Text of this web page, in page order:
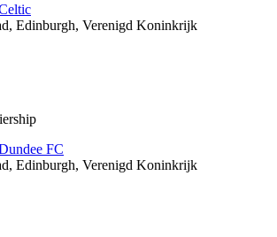
, Edinburgh, Verenigd Koninkrijk
FC
, Edinburgh, Verenigd Koninkrijk